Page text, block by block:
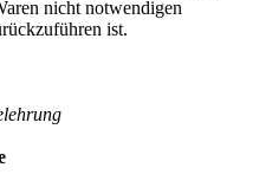
nicht notwendigen
ist.